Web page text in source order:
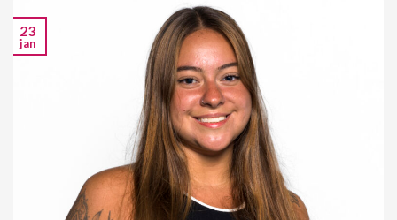
23
jan